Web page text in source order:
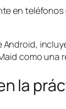
en
como
la